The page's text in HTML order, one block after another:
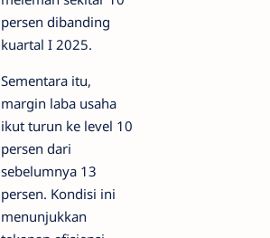
persen dibanding
kuartal I 2025.
Sementara itu,
margin laba usaha
ikut turun ke level 10
persen dari
sebelumnya 13
persen. Kondisi ini
menunjukkan